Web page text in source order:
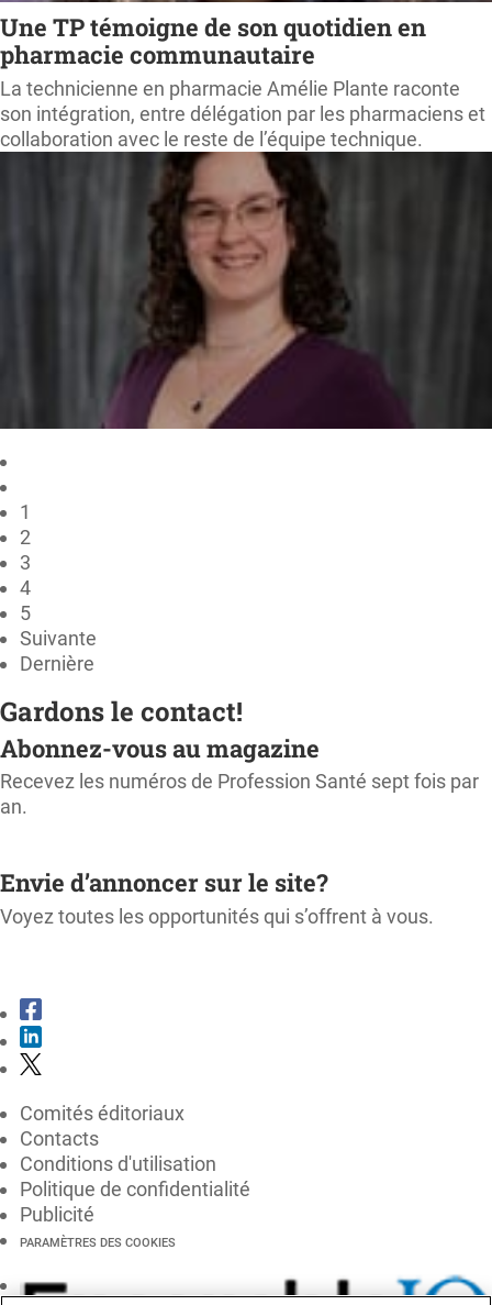
Une TP témoigne de son quotidien en
pharmacie communautaire
La technicienne en pharmacie Amélie Plante raconte
son intégration, entre délégation par les pharmaciens et
collaboration avec le reste de l’équipe technique.
1
2
3
4
5
Suivante
Dernière
Gardons le contact!
Abonnez-vous au magazine
Recevez les numéros de Profession Santé sept fois par
an.
Envie d’annoncer sur le site?
Voyez toutes les opportunités qui s’offrent à vous.
Comités éditoriaux
Contacts
Conditions d'utilisation
Politique de confidentialité
Publicité
PARAMÈTRES DES COOKIES